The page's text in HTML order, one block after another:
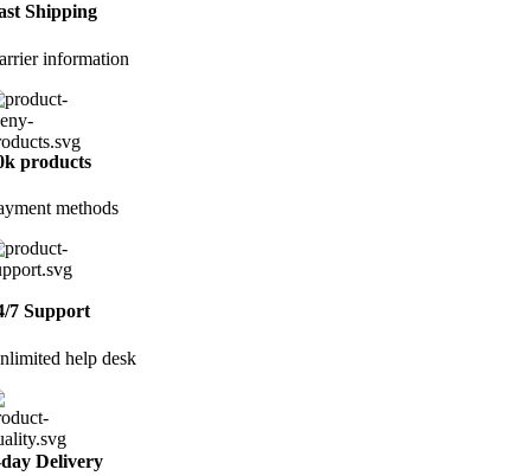
Shipping
information
products
methods
7 Support
help desk
Delivery